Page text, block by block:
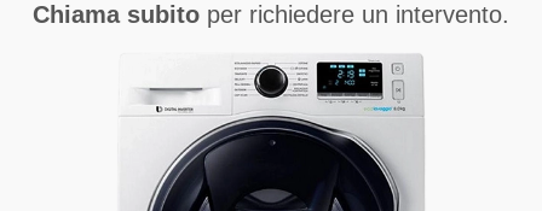
Chiama subito per richiedere un intervento.